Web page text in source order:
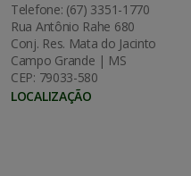
Telefone: (67) 3351-1770
Rua Antônio Rahe 680
Conj. Res. Mata do Jacinto
Campo Grande | MS
CEP: 79033-580
LOCALIZAÇÃO